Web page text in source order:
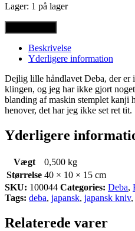
Lager: 1 på lager
Beskrivelse
Yderligere information
Dejlig lille håndlavet Deba, der er
klingen, og jeg har ikke gjort
blanding af maskin stemplet kanji
henover, det har jeg ikke set ret tit.
Yderligere
Vægt
0,500 kg
Størrelse 40 × 10 × 15 cm
SKU: 100044 Categories: Deba,
Tags: deba, japansk, japansk kniv,
Relaterede varer